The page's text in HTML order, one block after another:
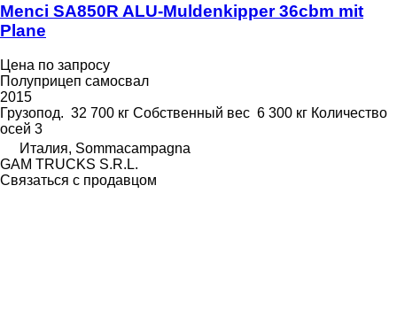
Menci SA850R ALU-Muldenkipper 36cbm mit
Plane
Цена по запросу
Полуприцеп самосвал
2015
Грузопод. 32 700 кг Собственный вес 6 300 кг Количество
осей 3
Италия, Sommacampagna
GAM TRUCKS S.R.L.
Связаться с продавцом